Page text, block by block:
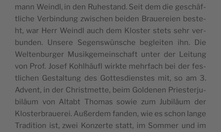
mann Weindl, in den Ruhe­s­tand. Seit dem die gesc­häf­
tlic­he Ver­bin­dung zwi­sc­hen bei­den Bra­u­e­re­i­en bes­te­
ht, war Herr Weindl auch dem Klo­s­ter stets sehr ver­
bun­den. Unse­re Segen­swün­sc­he begle­i­ten ihn. Die
Wel­ten­bur­ger Musik­ge­me­in­sc­ha­ft unter der Lei­tung
von Prof. Josef Kohl­häu­fl wirk­te mehr­fach bei der fes­
tlic­hen Ges­tal­tung des Got­tes­di­en­stes mit, so am 3.
Advent, in der Chri­st­met­te, beim Gol­de­nen Pri­e­s­ter­ju­
bi­läum von Altabt Tho­mas sowie zum Jubi­läum der
Klo­s­ter­bra­u­e­rei. Außer­dem fan­den, wie es schon lan­ge
Tra­di­ti­on ist, zwei Kon­zer­te statt, im Som­mer und im